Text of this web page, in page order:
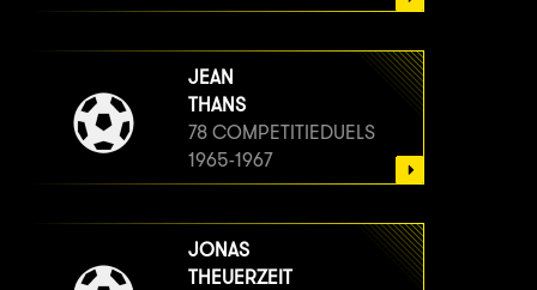
JEAN
THANS
78 COMPETITIEDUELS
1965-1967
JONAS
THEUERZEIT